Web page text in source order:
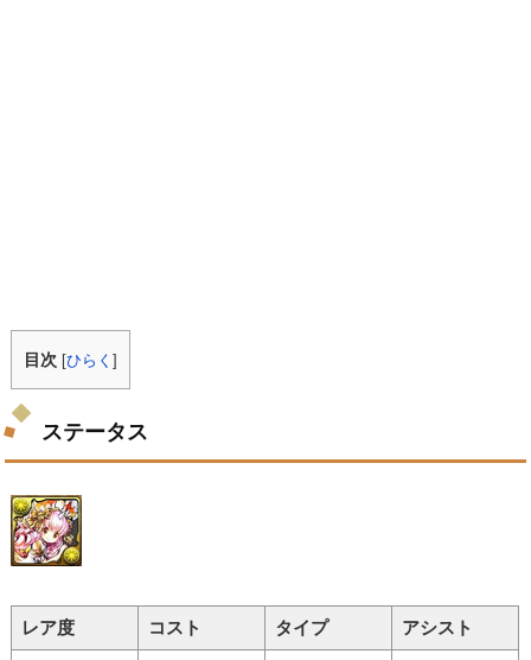
目次 [ひらく]
ステータス
レア度 コスト タイプ アシスト